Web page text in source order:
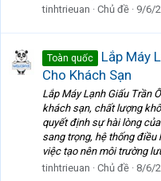
tinhtrieuan
Chủ đề 9/6/
Toàn quốc
Lắp Máy
Cho Khách Sạn
Lắp Máy Lạnh Giấu Trần
khách sạn, chất lượng
quyết định sự hài lòng
sang trọng, hệ thống
việc tạo nên môi trường
tinhtrieuan
Chủ đề 8/6/